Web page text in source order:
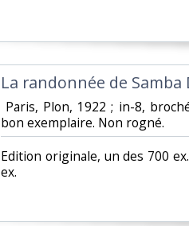
‎La randonnée de Samba
Paris, Plon, 1922 ; in-8,
bon exemplaire. Non rogné.‎
‎Edition originale, un des 700
ex. ‎